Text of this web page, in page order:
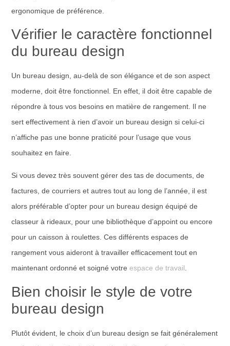
ergonomique de préférence.
Vérifier le caractère fonctionnel
du bureau design
Un bureau design, au-delà de son élégance et de son aspect
moderne, doit être fonctionnel. En effet, il doit être capable de
répondre à tous vos besoins en matière de rangement. Il ne
sert effectivement à rien d’avoir un bureau design si celui-ci
n’affiche pas une bonne praticité pour l’usage que vous
souhaitez en faire.
Si vous devez très souvent gérer des tas de documents, de
factures, de courriers et autres tout au long de l’année, il est
alors préférable d’opter pour un bureau design équipé de
classeur à rideaux, pour une bibliothèque d’appoint ou encore
pour un caisson à roulettes. Ces différents espaces de
rangement vous aideront à travailler efficacement tout en
maintenant ordonné et soigné votreespace de travail.
Bien choisir le style de votre
bureau design
Plutôt évident, le choix d’un bureau design se fait généralement